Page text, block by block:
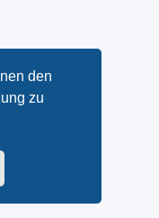
den
zu